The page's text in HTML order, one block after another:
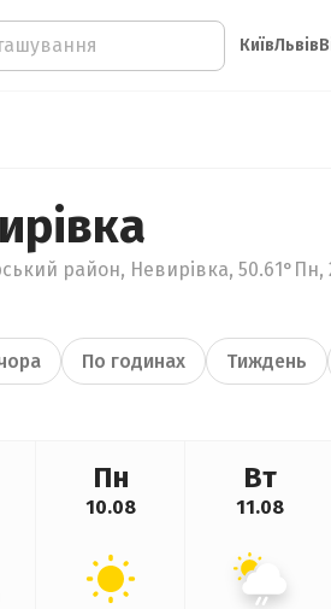
КиївЛьвів
район, Невирівка, 50.61°Пн,
По годинах Тиждень
Пн
10.08
Вт
11.08